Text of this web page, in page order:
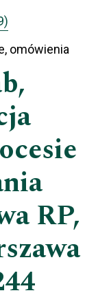
omówienia
RP,